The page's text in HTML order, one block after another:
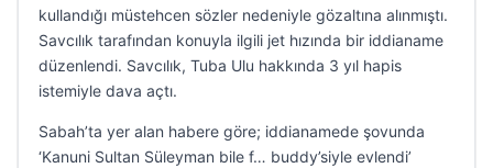
kullandığı müstehcen sözler nedeniyle gözaltına alınmıştı.
Savcılık tarafından konuyla ilgili jet hızında bir iddianame
düzenlendi. Savcılık, Tuba Ulu hakkında 3 yıl hapis
istemiyle dava açtı.
Sabah’ta yer alan habere göre; iddianamede şovunda
‘Kanuni Sultan Süleyman bile f… buddy’siyle evlendi’